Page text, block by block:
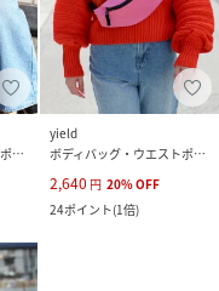
ボディバッグ・ウエストポーチ
yield
ボディバッグ・ウエストポーチ
2,640 円 20%OFF
24ポイント(1倍)